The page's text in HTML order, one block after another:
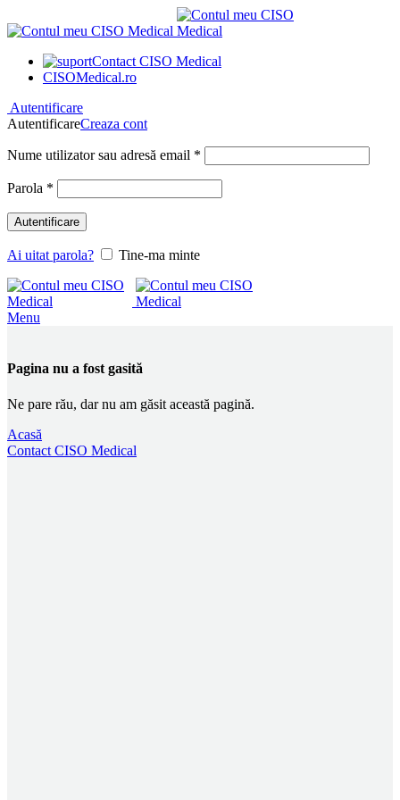
Contact CISO Medical
CISOMedical.ro
Autentificare
AutentificareCreaza cont
Nume utilizator sau adresă email *
Parola *
Autentificare
Ai uitat parola? Tine-ma minte
Menu
Pagina nu a fost gasită
Ne pare rău, dar nu am găsit această pagină.
Acasă
Contact CISO Medical